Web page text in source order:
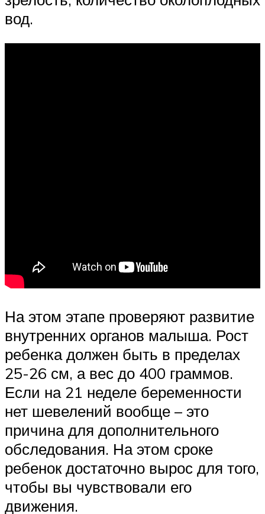
вод.
На этом этапе проверяют развитие
внутренних органов малыша. Рост
ребенка должен быть в пределах
25-26 см, а вес до 400 граммов.
Если на 21 неделе беременности
нет шевелений вообще – это
причина для дополнительного
обследования. На этом сроке
ребенок достаточно вырос для того,
чтобы вы чувствовали его
движения.